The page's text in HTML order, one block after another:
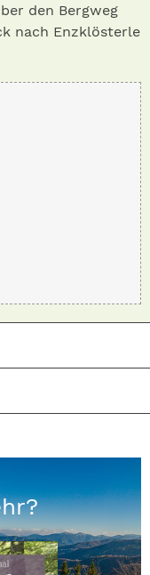
den Bergweg
nach Enzklösterle